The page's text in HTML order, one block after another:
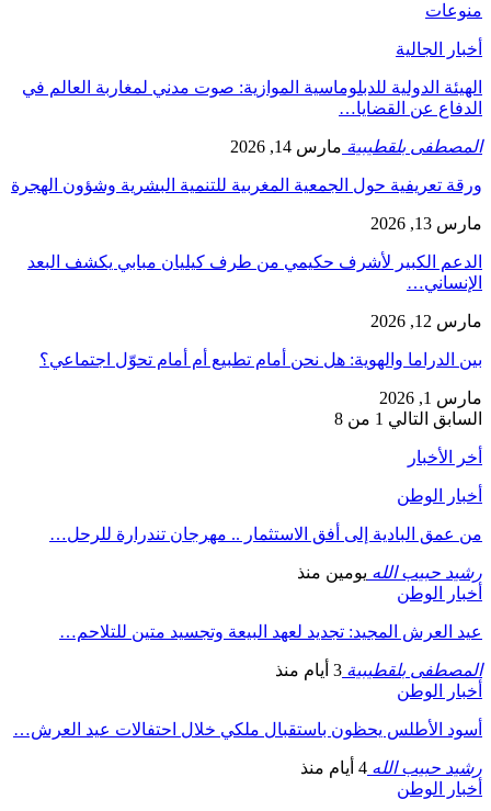
منوعات
أخبار الجالية
الهيئة الدولية للدبلوماسية الموازية: صوت مدني لمغاربة العالم في
الدفاع عن القضايا…
المصطفى بلقطيبية مارس 14, 2026
ورقة تعريفية حول الجمعية المغربية للتنمية البشرية وشؤون الهجرة
مارس 13, 2026
الدعم الكبير لأشرف حكيمي من طرف كيليان مبابي يكشف البعد
الإنساني…
مارس 12, 2026
بين الدراما والهوية: هل نحن أمام تطبيع أم أمام تحوّل اجتماعي؟
مارس 1, 2026
السابق التالي 1 من 8
أخر الأخبار
أخبار الوطن
من عمق البادية إلى أفق الاستثمار .. مهرجان تندرارة للرحل…
رشيد حبيب الله يومين منذ
أخبار الوطن
عيد العرش المجيد: تجديد لعهد البيعة وتجسيد متين للتلاحم…
المصطفى بلقطيبية 3 أيام منذ
أخبار الوطن
أسود الأطلس يحظون باستقبال ملكي خلال احتفالات عيد العرش…
رشيد حبيب الله 4 أيام منذ
أخبار الوطن